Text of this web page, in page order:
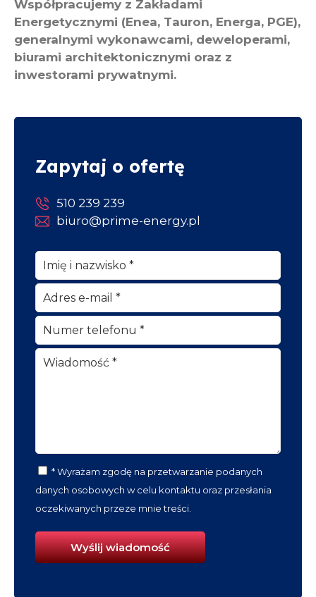
Współpracujemy z Zakładami
Energetycznymi (Enea, Tauron, Energa, PGE),
generalnymi wykonawcami, deweloperami,
biurami architektonicznymi oraz z
inwestorami prywatnymi.
Zapytaj o ofertę
510 239 239
biuro@prime-energy.pl
* Wyrażam zgodę na przetwarzanie podanych
danych osobowych w celu kontaktu oraz przesłania
oczekiwanych przeze mnie treści.